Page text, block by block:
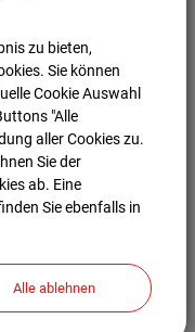
Metropole, die
befand.
der
der zwei
schwarz/gelb
zu bieten,
Sie können
Cookie Auswahl
"Alle
aller Cookies zu.
Sie der
ab. Eine
Sie ebenfalls in
Alle ablehnen